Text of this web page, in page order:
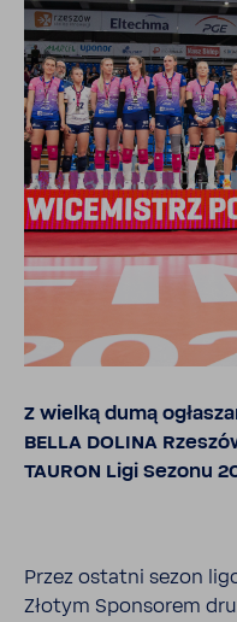
Z wielką dumą
BELLA DOLINA
TAURON Ligi Sezonu
Przez ostatni sezon
Złotym Spon­sorem